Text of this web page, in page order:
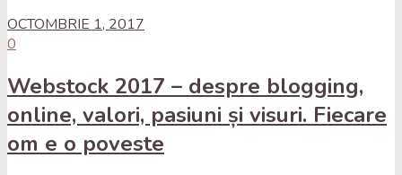
OCTOMBRIE 1, 2017
0
Webstock 2017 – despre blogging,
online, valori, pasiuni și visuri. Fiecare
om e o poveste